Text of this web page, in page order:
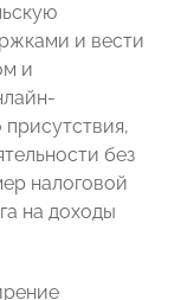
и вести
и
без
налоговой
на доходы